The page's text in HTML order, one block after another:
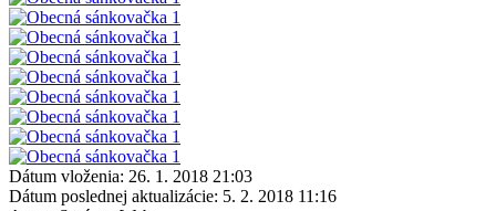
Dátum vloženia: 26. 1. 2018 21:03
Dátum poslednej aktualizácie: 5. 2. 2018 11:16